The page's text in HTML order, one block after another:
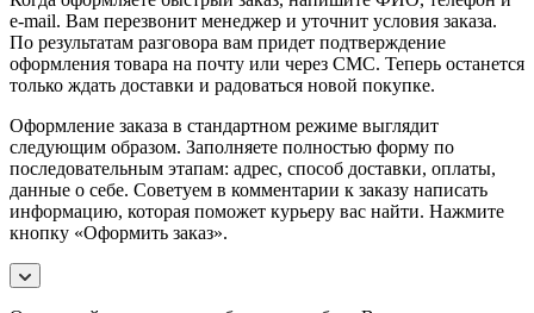
e-mail. Вам перезвонит менеджер и уточнит условия заказа.
По результатам разговора вам придет подтверждение
оформления товара на почту или через СМС. Теперь останется
только ждать доставки и радоваться новой покупке.
Оформление заказа в стандартном режиме выглядит
следующим образом. Заполняете полностью форму по
последовательным этапам: адрес, способ доставки, оплаты,
данные о себе. Советуем в комментарии к заказу написать
информацию, которая поможет курьеру вас найти. Нажмите
кнопку «Оформить заказ».